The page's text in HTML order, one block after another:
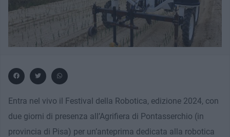
Entra nel vivo il Festival della Robotica, edizione 2024, con
due giorni di presenza all’Agrifiera di Pontasserchio (in
provincia di Pisa) per un’anteprima dedicata alla robotica